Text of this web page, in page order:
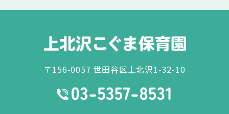
〒156-0057 世田谷区上北沢1-32-10